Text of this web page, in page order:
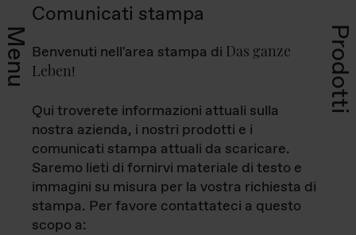
Menu Prodotti
Comunicati stampa
Benvenuti nell'area stampa di Das ganze
Leben!
Qui troverete informazioni attuali sulla
nostra azienda, i nostri prodotti e i
comunicati stampa attuali da scaricare.
Saremo lieti di fornirvi materiale di testo e
immagini su misura per la vostra richiesta di
stampa. Per favore contattateci a questo
scopo a: